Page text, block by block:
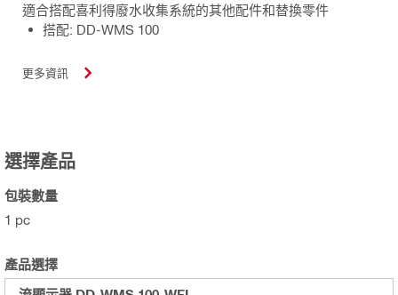
適合搭配喜利得廢水收集系統的其他配件和替換零件
搭配: DD-WMS 100
更多資訊
選擇產品
包裝數量
1 pc
產品選擇